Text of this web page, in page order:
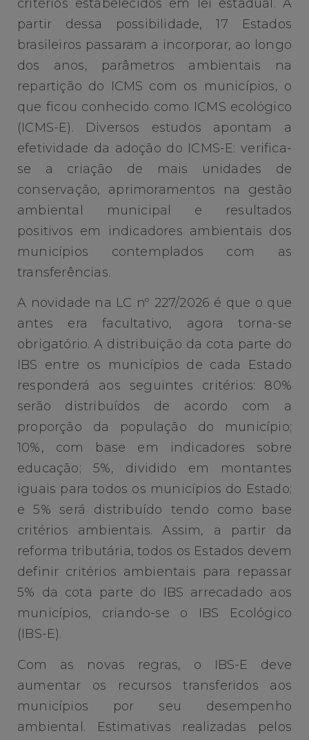
critérios estabelecidos em lei estadual. A
partir dessa possibilidade, 17 Estados
brasileiros passaram a incorporar, ao longo
dos anos, parâmetros ambientais na
repartição do ICMS com os municípios, o
que ficou conhecido como ICMS ecológico
(ICMS-E). Diversos estudos apontam a
efetividade da adoção do ICMS-E: verifica-
se a criação de mais unidades de
conservação, aprimoramentos na gestão
ambiental municipal e resultados
positivos em indicadores ambientais dos
municípios contemplados com as
transferências.
A novidade na LC nº 227/2026 é que o que
antes era facultativo, agora torna-se
obrigatório. A distribuição da cota parte do
IBS entre os municípios de cada Estado
responderá aos seguintes critérios: 80%
serão distribuídos de acordo com a
proporção da população do município;
10%, com base em indicadores sobre
educação; 5%, dividido em montantes
iguais para todos os municípios do Estado;
e 5% será distribuído tendo como base
critérios ambientais. Assim, a partir da
reforma tributária, todos os Estados devem
definir critérios ambientais para repassar
5% da cota parte do IBS arrecadado aos
municípios, criando-se o IBS Ecológico
(IBS-E).
Com as novas regras, o IBS-E deve
aumentar os recursos transferidos aos
municípios por seu desempenho
ambiental. Estimativas realizadas pelos